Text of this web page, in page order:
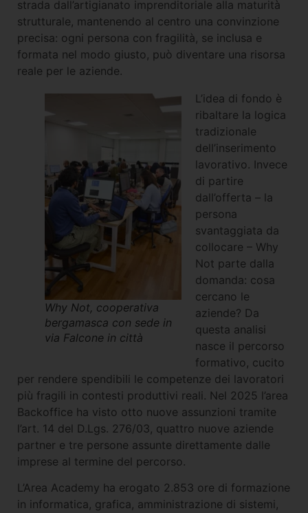
strada dall’artigianato imprenditoriale alla maturità
strutturale, mantenendo al centro una convinzione
precisa: ogni persona con fragilità, se inclusa e
formata nel modo giusto, può diventare una risorsa
reale per le aziende.
Why Not, cooperativa
bergamasca con sede in
via Falcone in città
L’idea di fondo è
ribaltare la logica
tradizionale
dell’inserimento
lavorativo. Invece
di partire
dall’offerta – la
persona
svantaggiata da
collocare – Why
Not parte dalla
domanda: cosa
cercano le
aziende? Da
questa analisi
nasce il percorso
formativo, cucito
per rendere spendibili le competenze dei lavoratori
più fragili in contesti produttivi reali. Nel 2025 l’area
Backoffice ha visto otto nuove assunzioni tramite
l’art. 14 del D.Lgs. 276/03, quattro nuove aziende
partner e tre persone assunte direttamente dalle
imprese al termine del percorso.
L’Area Academy ha erogato 2.853 ore di formazione
in informatica, grafica, amministrazione di sistemi,